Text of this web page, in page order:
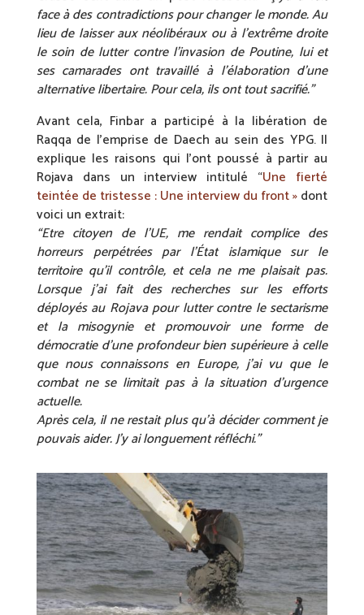
face à des contradictions pour changer le monde. Au
lieu de laisser aux néolibéraux ou à l’extrême droite
le soin de lutter contre l’invasion de Poutine, lui et
ses camarades ont travaillé à l’élaboration d’une
alternative libertaire. Pour cela, ils ont tout sacrifié.”
Avant cela, Finbar a participé à la libération de
Raqqa de l’emprise de Daech au sein des YPG. Il
explique les raisons qui l’ont poussé à partir au
Rojava dans un interview intitulé “Une fierté
teintée de tristesse : Une interview du front »dont
voici un extrait:
“Etre citoyen de l’UE, me rendait complice des
horreurs perpétrées par l’État islamique sur le
territoire qu’il contrôle, et cela ne me plaisait pas.
Lorsque j’ai fait des recherches sur les efforts
déployés au Rojava pour lutter contre le sectarisme
et la misogynie et promouvoir une forme de
démocratie d’une profondeur bien supérieure à celle
que nous connaissons en Europe, j’ai vu que le
combat ne se limitait pas à la situation d’urgence
actuelle.
Après cela, il ne restait plus qu’à décider comment je
pouvais aider. J’y ai longuement réfléchi.”